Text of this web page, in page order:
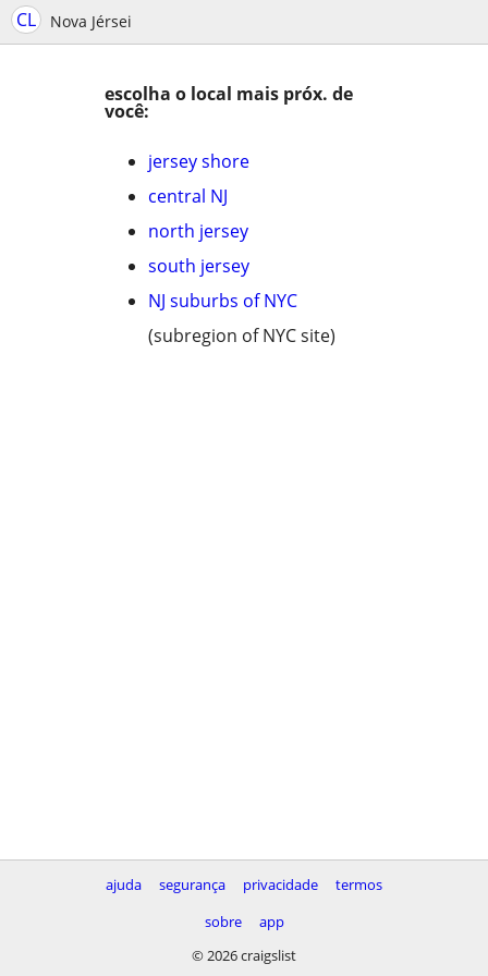
CL Nova Jérsei
escolha o local mais próx. de
você:
jersey shore
central NJ
north jersey
south jersey
NJ suburbs of NYC
(subregion of NYC site)
ajuda segurança privacidade
termos
sobre
app
© 2026 craigslist